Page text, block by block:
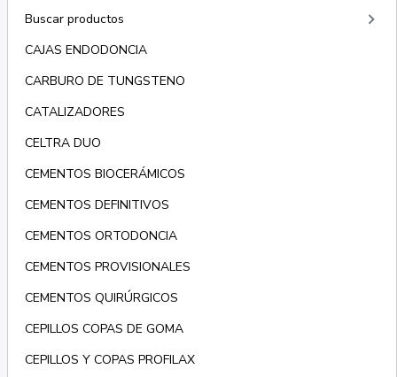
Buscar productos keyboard_arrow_right
CAJAS ENDODONCIA
CARBURO DE TUNGSTENO
CATALIZADORES
CELTRA DUO
CEMENTOS BIOCERÁMICOS
CEMENTOS DEFINITIVOS
CEMENTOS ORTODONCIA
CEMENTOS PROVISIONALES
CEMENTOS QUIRÚRGICOS
CEPILLOS COPAS DE GOMA
CEPILLOS Y COPAS PROFILAX